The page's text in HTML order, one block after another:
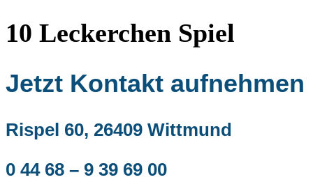
10 Leckerchen Spiel
Jetzt Kontakt aufnehmen
Rispel 60, 26409 Wittmund
0 44 68 – 9 39 69 00